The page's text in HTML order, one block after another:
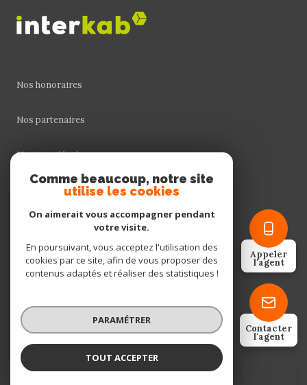
MARIE VIGNES
Appeler
l'agent
Contacter
l'agent
Nos honoraires
Nos partenaires
Mentions légales
Cookies
© 2026 | Tous droits réservés
Réalisé par
Comme beaucoup, notre site
utilise les cookies
On aimerait vous accompagner pendant
votre visite.
En poursuivant, vous acceptez l'utilisation des
cookies par ce site, afin de vous proposer des
contenus adaptés et réaliser des statistiques !
PARAMÉTRER
TOUT ACCEPTER